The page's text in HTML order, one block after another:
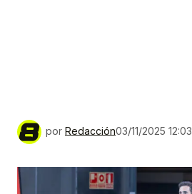
por Redacción03/11/2025 12:03